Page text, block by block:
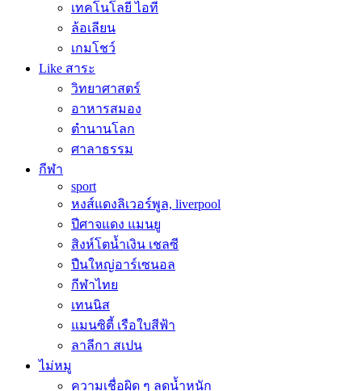
เทคโนโลยี ไอที
ล้อเลียน
เกมโชว์
Like สาระ
วิทยาศาสตร์
อาหารสมอง
ตำนานโลก
ศาลาธรรม
กีฬา
sport
หงส์แดงลิเวอร์พูล, liverpool
ปีศาจแดง แมนยู
สิงห์โตน้ำเงิน เชลซี
ปืนใหญ่อาร์เซนอล
กีฬาไทย
เทนนิส
แมนซิตี้ เรือใบสีฟ้า
ลาลีกา สเปน
ไม่หมู
ความเชื่อผิด ๆ ลดน้ำหนัก